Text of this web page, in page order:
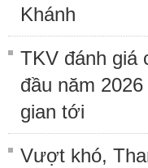
Khánh
TKV đánh giá
đầu năm
gian tới
Vượt khó,